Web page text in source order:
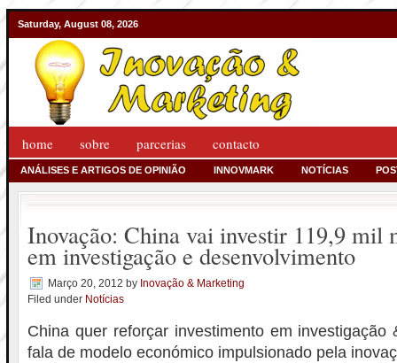
Saturday, August 08, 2026
home sobre parcerias contacto
ANÁLISES E ARTIGOS DE OPINIÃO INNOVMARK NOTÍCIAS
Inovação: China vai investir 119,9 mil
em investigação e desenvolvimento
Março 20, 2012 by Inovação & Marketing
Filed under Notícias
China quer reforçar investimento em investigação
fala de modelo económico impulsionado pela